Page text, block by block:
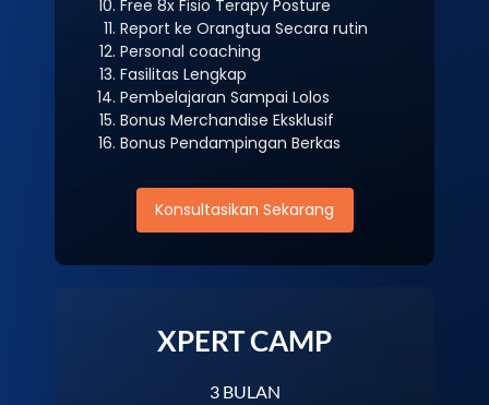
Free 8x Fisio Terapy Posture
Report ke Orangtua Secara rutin
Personal coaching
Fasilitas Lengkap
Pembelajaran Sampai Lolos
Bonus Merchandise Eksklusif
Bonus Pendampingan Berkas
Konsultasikan Sekarang
XPERT CAMP
3 BULAN